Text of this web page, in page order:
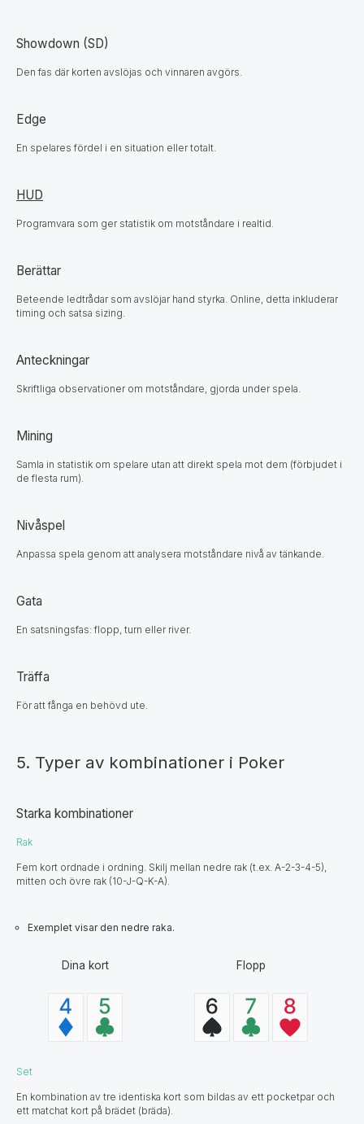
Showdown (SD)
Den fas där korten avslöjas och vinnaren avgörs.
Edge
En spelares fördel i en situation eller totalt.
HUD
Programvara som ger statistik om motståndare i realtid.
Berättar
Beteende ledtrådar som avslöjar hand styrka. Online, detta inkluderar
timing och satsa sizing.
Anteckningar
Skriftliga observationer om motståndare, gjorda under spela.
Mining
Samla in statistik om spelare utan att direkt spela mot dem (förbjudet i
de flesta rum).
Nivåspel
Anpassa spela genom att analysera motståndare nivå av tänkande.
Gata
En satsningsfas: flopp, turn eller river.
Träffa
För att fånga en behövd ute.
5. Typer av kombinationer i Poker
Starka kombinationer
Rak
Fem kort ordnade i ordning. Skilj mellan nedre rak (t.ex. A-2-3-4-5),
mitten och övre rak (10-J-Q-K-A).
Exemplet visar den nedre raka.
Dina kort Flopp
Set
En kombination av tre identiska kort som bildas av ett pocketpar och
ett matchat kort på brädet (bräda).